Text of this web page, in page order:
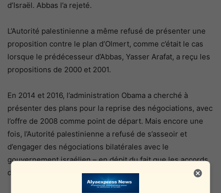
d’Israël. Abbas l’a rejeté.
L’Autorité palestinienne a même refusé de présenter une
proposition contre le plan d’Olmert, comme c’était le cas
lorsque le prédécesseur d’Abbas, Yasser Arafat, a reçu les
propositions de 2000 et 2001.
En 2014 et 2016, l’administration Obama a cherché à
présenter des plans pour la reprise des négociations, avec
l’offre de 2008 comme point de départ. Mais encore une
fois, l’Autorité palestinienne a refusé de s’asseoir et
d’engager des négociations bilatérales avec le
gouvernement israélien – en dépit du fait que les accords
d’Oslo stipulent qu’ils doivent le faire.